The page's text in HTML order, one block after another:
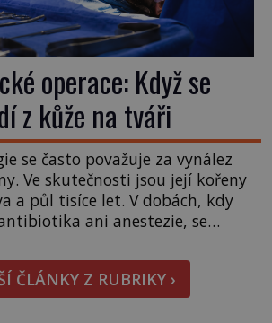
operace: Když se
z kůže na tváři
se často považuje za vynález
Ve skutečnosti jsou její kořeny
a půl tisíce let. V dobách, kdy
ani anestezie, se
tresty nebo nehodami. Jejich
promyšlené a některé
chirurgové dodnes. Úplně první
ČLÁNKY Z RUBRIKY ›